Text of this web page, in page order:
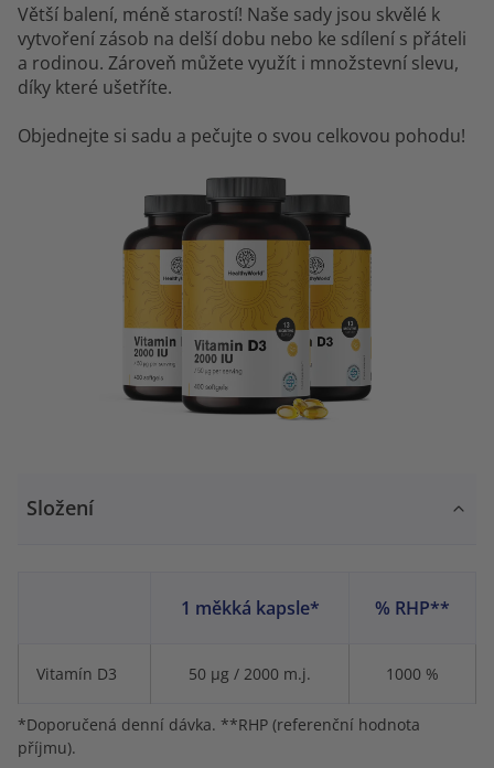
Větší balení, méně starostí! Naše sady jsou skvělé k
vytvoření zásob na delší dobu nebo ke sdílení s přáteli
a rodinou. Zároveň můžete využít i množstevní slevu,
díky které ušetříte.
Objednejte si sadu a pečujte o svou celkovou pohodu!
Složení
1 měkká kapsle* % RHP**
Vitamín D3 50 µg / 2000 m.j. 1000 %
*Doporučená denní dávka. **RHP (referenční hodnota
příjmu).